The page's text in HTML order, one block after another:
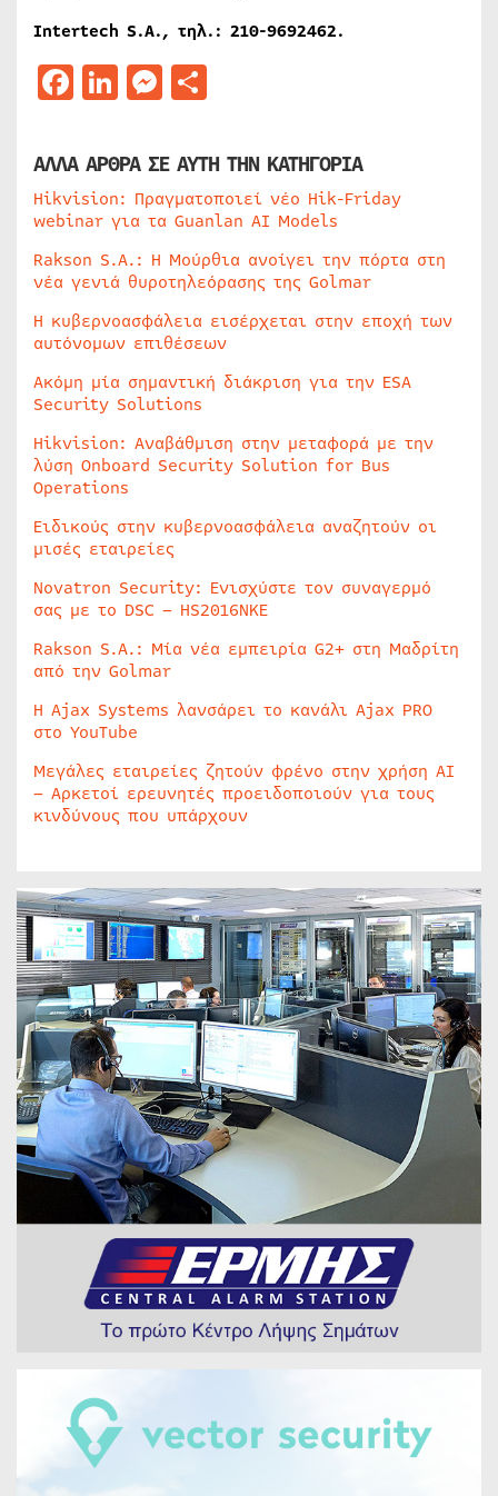
Intertech S.A., τηλ.: 210-9692462.
Facebook
LinkedIn
Messenger
ΑΛΛΑ ΑΡΘΡΑ ΣΕ ΑΥΤΗ ΤΗΝ ΚΑΤΗΓΟΡΙΑ
Hikvision: Πραγματοποιεί νέο Hik-Friday
webinar για τα Guanlan AI Models
Rakson S.A.: Η Μούρθια ανοίγει την πόρτα στη
νέα γενιά θυροτηλεόρασης της Golmar
Η κυβερνοασφάλεια εισέρχεται στην εποχή των
αυτόνομων επιθέσεων
Ακόμη μία σημαντική διάκριση για την ESA
Security Solutions
Hikvision: Αναβάθμιση στην μεταφορά με την
λύση Onboard Security Solution for Bus
Operations
Ειδικούς στην κυβερνοασφάλεια αναζητούν οι
μισές εταιρείες
Novatron Security: Ενισχύστε τον συναγερμό
σας με το DSC – HS2016NKE
Rakson S.A.: Μία νέα εμπειρία G2+ στη Μαδρίτη
από την Golmar
Η Ajax Systems λανσάρει το κανάλι Ajax PRO
στο YouTube
Μεγάλες εταιρείες ζητούν φρένο στην χρήση AI
– Αρκετοί ερευνητές προειδοποιούν για τους
κινδύνους που υπάρχουν